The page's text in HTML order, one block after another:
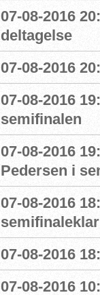
07-08-2016
deltagelse
07-08-2016
07-08-2016
semifinalen
07-08-2016
Pedersen i
07-08-2016
07-08-2016
07-08-2016